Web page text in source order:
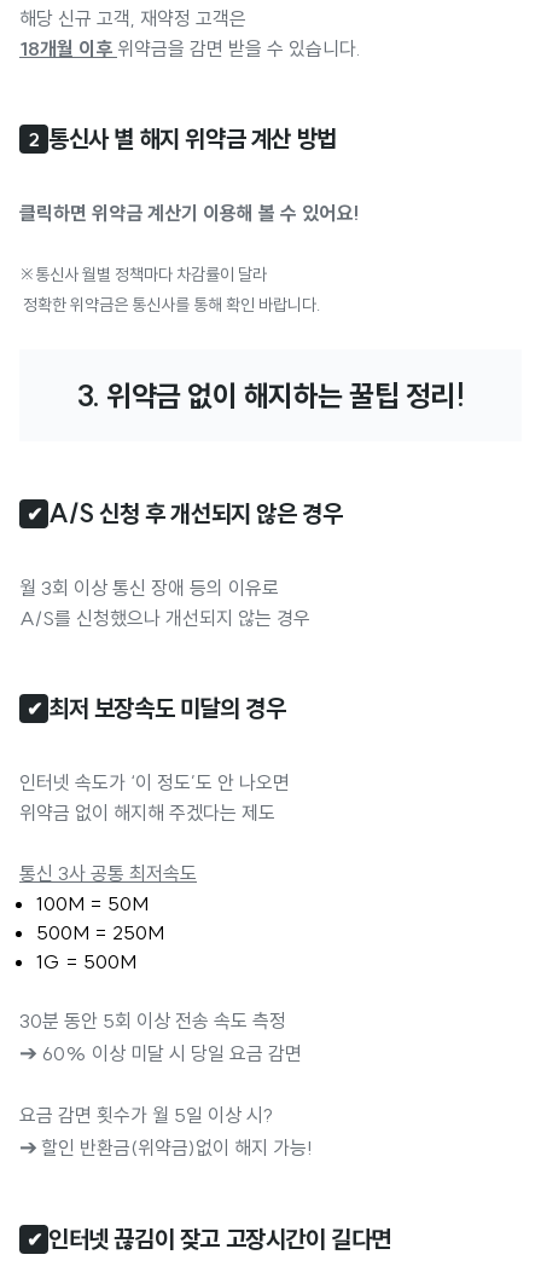
해당 신규 고객, 재약정 고객은
18개월 이후 위약금을 감면 받을 수 있습니다.
2 통신사 별 해지 위약금 계산 방법
클릭하면 위약금 계산기 이용해 볼 수 있어요!
※통신사 월별 정책마다 차감률이 달라
정확한 위약금은 통신사를 통해 확인 바랍니다.
3. 위약금 없이 해지하는 꿀팁 정리!
✔ A/S 신청 후 개선되지 않은 경우
월 3회 이상 통신 장애 등의 이유로
A/S를 신청했으나 개선되지 않는 경우
✔ 최저 보장속도 미달의 경우
인터넷 속도가 ‘이 정도’도 안 나오면
위약금 없이 해지해 주겠다는 제도
통신 3사 공통 최저속도
100M = 50M
500M = 250M
1G = 500M
30분 동안 5회 이상 전송 속도 측정
➔ 60% 이상 미달 시 당일 요금 감면
요금 감면 횟수가 월 5일 이상 시?
➔할인 반환금(위약금)없이 해지 가능!
✔ 인터넷 끊김이 잦고 고장시간이 길다면